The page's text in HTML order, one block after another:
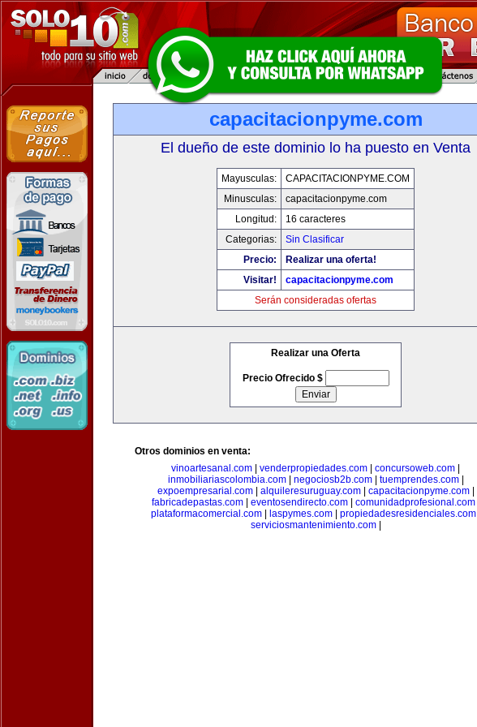
capacitacionpyme.com
El dueño de este dominio lo ha puesto en Venta
Mayusculas:
CAPACITACIONPYME.COM
Minusculas:
capacitacionpyme.com
Longitud:
16 caracteres
Categorias:
Sin Clasificar
Precio:
Realizar una oferta!
Visitar!
capacitacionpyme.com
Serán consideradas ofertas
Realizar una Oferta
Precio Ofrecido $
Otros dominios en venta:
vinoartesanal.com
venderpropiedades.com concursoweb.com
inmobiliariascolombia.com| negociosb2b.com| tuemprendes.com|
expoempresarial.com| alquileresuruguay.com| capacitacionpyme.com|
fabricadepastas.com| eventosendirecto.com| comunidadprofesional.com|
plataformacomercial.com| laspymes.com| propiedadesresidenciales.com|
serviciosmantenimiento.com|